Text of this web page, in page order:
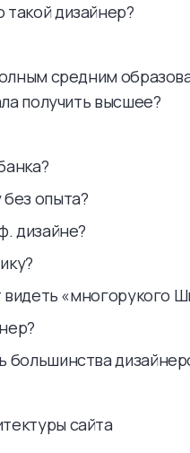
дизайнер?
средним
получить высшее?
опыта?
дизайне?
видеть «многорукого
большинства
сайта